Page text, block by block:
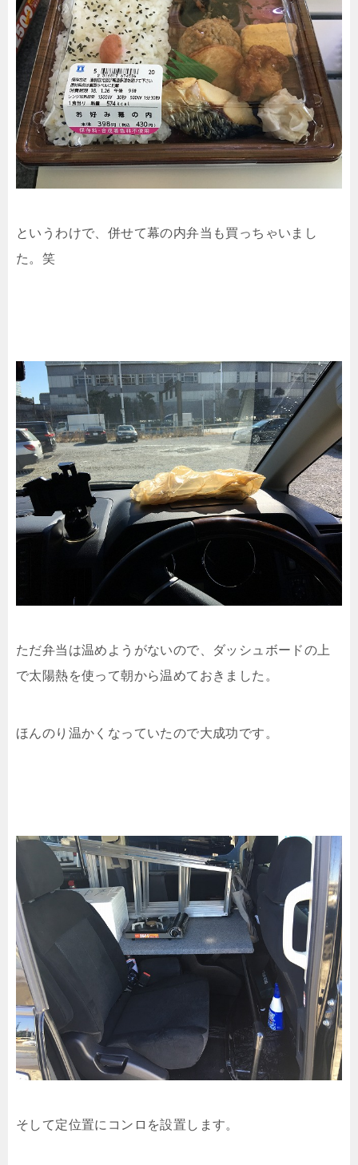
というわけで、併せて幕の内弁当も買っちゃいまし
た。笑
ただ弁当は温めようがないので、ダッシュボードの上
で太陽熱を使って朝から温めておきました。
ほんのり温かくなっていたので大成功です。
そして定位置にコンロを設置します。